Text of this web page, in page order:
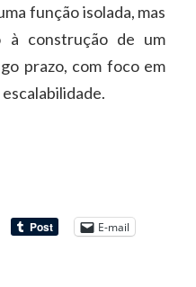
função isolada, mas
à construção de um
prazo, com foco em
E-mail